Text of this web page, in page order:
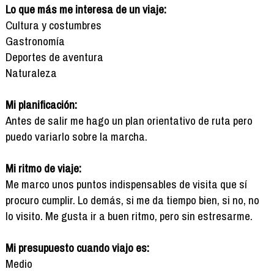
Lo que más me interesa de un viaje:
Cultura y costumbres
Gastronomía
Deportes de aventura
Naturaleza
Mi planificación:
Antes de salir me hago un plan orientativo de ruta pero
puedo variarlo sobre la marcha.
Mi ritmo de viaje:
Me marco unos puntos indispensables de visita que sí
procuro cumplir. Lo demás, si me da tiempo bien, si no, no
lo visito. Me gusta ir a buen ritmo, pero sin estresarme.
Mi presupuesto cuando viajo es:
Medio